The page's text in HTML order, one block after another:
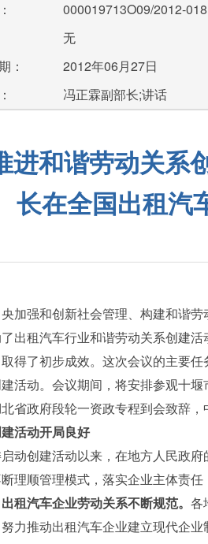
000019713O09/2012-
无
：
2012年06月27日
冯正霖副部长;讲话
进和谐劳动关
长在全国出租汽
加强和创新社会管理、构建和谐
出租汽车行业和谐劳动关系创建
得了初步成效。这次会议的主要
活动。会议期间，将安排参观十
省政府段轮一资政专程到会致辞
活动开局良好
动创建活动以来，在地方人民政
理顺管理模式，落实企业主体责
出租汽车企业劳动关系不断规范。 各
力推动出租汽车企业建立现代企